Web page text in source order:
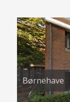
Børnehave